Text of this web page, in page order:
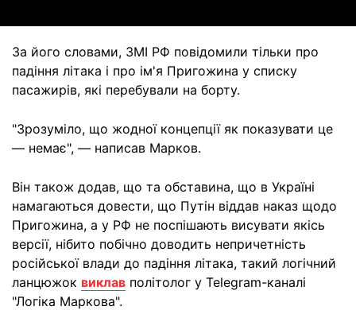
За його словами, ЗМІ РФ повідомили тільки про
падіння літака і про ім'я Пригожина у списку
пасажирів, які перебували на борту.
"Зрозуміло, що жодної концепції як показувати це
— немає", — написав Марков.
Він також додав, що та обставина, що в Україні
намагаються довести, що Путін віддав наказ щодо
Пригожина, а у РФ не поспішають висувати якісь
версії, нібито побічно доводить непричетність
російської влади до падіння літака, такий логічний
ланцюжок виклав політолог у Telegram-каналі
"Логіка Маркова".